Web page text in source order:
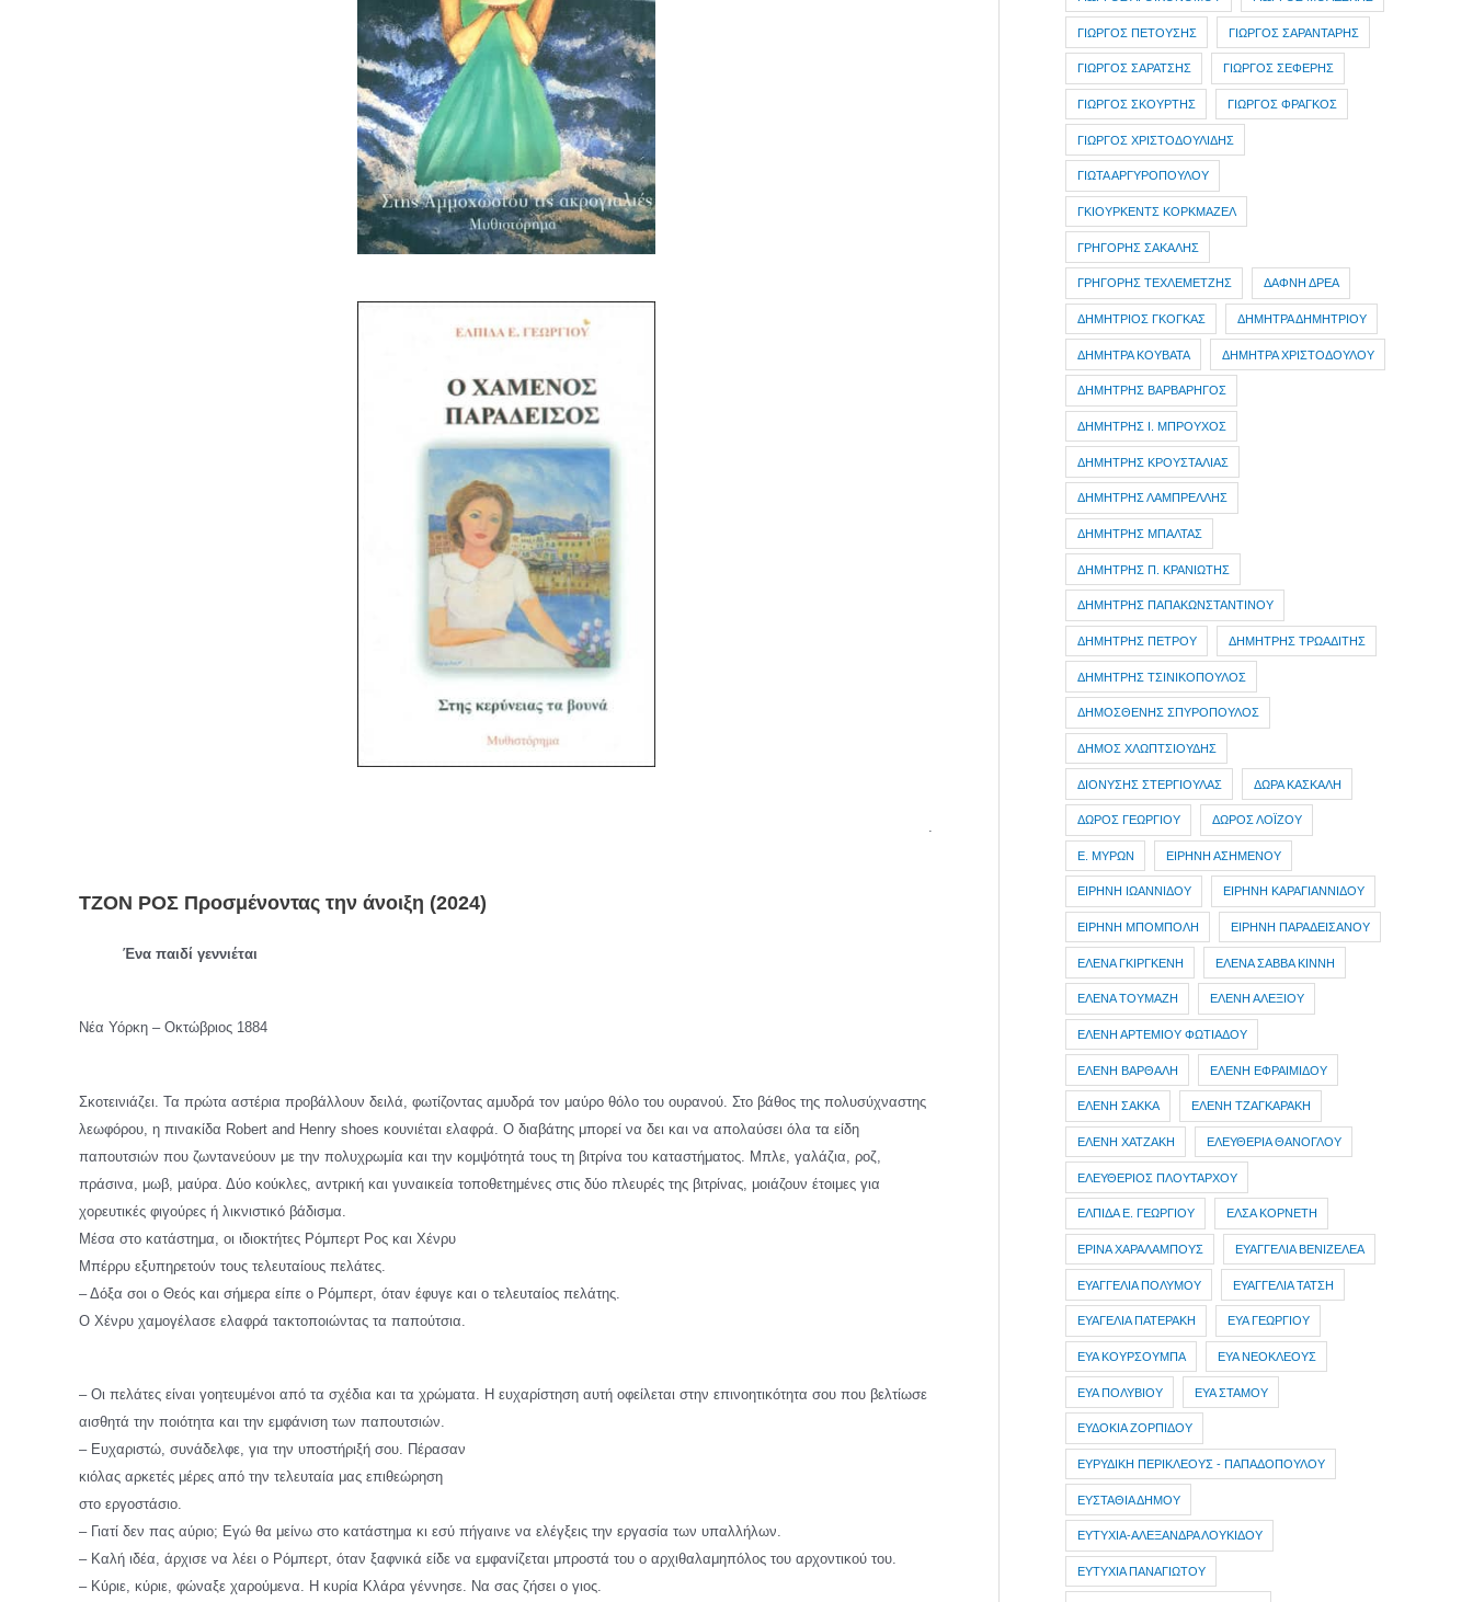
.
ΤΖΟΝ ΡΟΣ Προσμένοντας την άνοιξη (2024)
Ένα παιδί γεννιέται
Νέα Υόρκη – Οκτώβριος 1884
Σκοτεινιάζει. Τα πρώτα αστέρια προβάλλουν δειλά, φωτίζοντας αμυδρά τον μαύρο θόλο του ουρανού. Στο βάθος της πολυσύχναστης
λεωφόρου, η πινακίδα Robert and Henry shoes κουνιέται ελαφρά. Ο διαβάτης μπορεί να δει και να απολαύσει όλα τα είδη
παπουτσιών που ζωντανεύουν με την πολυχρωμία και την κομψότητά τους τη βιτρίνα του καταστήματος. Μπλε, γαλάζια, ροζ,
πράσινα, μωβ, μαύρα. Δύο κούκλες, αντρική και γυναικεία τοποθετημένες στις δύο πλευρές της βιτρίνας, μοιάζουν έτοιμες για
χορευτικές φιγούρες ή λικνιστικό βάδισμα.
Μέσα στο κατάστημα, οι ιδιοκτήτες Ρόμπερτ Ρος και Χένρυ
Μπέρρυ εξυπηρετούν τους τελευταίους πελάτες.
– Δόξα σοι ο Θεός και σήμερα είπε ο Ρόμπερτ, όταν έφυγε και ο τελευταίος πελάτης.
Ο Χένρυ χαμογέλασε ελαφρά τακτοποιώντας τα παπούτσια.
– Οι πελάτες είναι γοητευμένοι από τα σχέδια και τα χρώματα. Η ευχαρίστηση αυτή οφείλεται στην επινοητικότητα σου που βελτίωσε
αισθητά την ποιότητα και την εμφάνιση των παπουτσιών.
– Ευχαριστώ, συνάδελφε, για την υποστήριξή σου. Πέρασαν
κιόλας αρκετές μέρες από την τελευταία μας επιθεώρηση
στο εργοστάσιο.
– Γιατί δεν πας αύριο; Εγώ θα μείνω στο κατάστημα κι εσύ πήγαινε να ελέγξεις την εργασία των υπαλλήλων.
– Καλή ιδέα, άρχισε να λέει ο Ρόμπερτ, όταν ξαφνικά είδε να εμφανίζεται μπροστά του ο αρχιθαλαμηπόλος του αρχοντικού του.
– Κύριε, κύριε, φώναξε χαρούμενα. Η κυρία Κλάρα γέννησε. Να σας ζήσει ο γιος.
ΓΙΩΡΓΟΣ ΠΕΤΟΥΣΗΣ ΓΙΩΡΓΟΣ ΣΑΡΑΝΤΑΡΗΣ
ΓΙΩΡΓΟΣ ΣΑΡΑΤΣΗΣ ΓΙΩΡΓΟΣ ΣΕΦΕΡΗΣ
ΓΙΩΡΓΟΣ ΣΚΟΥΡΤΗΣ ΓΙΩΡΓΟΣ ΦΡΑΓΚΟΣ
ΓΙΩΡΓΟΣ ΧΡΙΣΤΟΔΟΥΛΙΔΗΣ
ΓΙΩΤΑ ΑΡΓΥΡΟΠΟΥΛΟΥ
ΓΚΙΟΥΡΚΕΝΤΣ ΚΟΡΚΜΑΖΕΛ
ΓΡΗΓΟΡΗΣ ΣΑΚΑΛΗΣ
ΓΡΗΓΟΡΗΣ ΤΕΧΛΕΜΕΤΖΗΣ ΔΑΦΝΗ ΔΡΕΑ
ΔΗΜΗΤΡIOΣ ΓΚΟΓΚΑΣ ΔΗΜΗΤΡΑ ΔΗΜΗΤΡΙΟΥ
ΔΗΜΗΤΡΑ ΚΟΥΒΑΤΑ ΔΗΜΗΤΡΑ ΧΡΙΣΤΟΔΟΥΛΟΥ
ΔΗΜΗΤΡΗΣ ΒΑΡΒΑΡΗΓΟΣ
ΔΗΜΗΤΡΗΣ Ι. ΜΠΡΟΥΧΟΣ
ΔΗΜΗΤΡΗΣ ΚΡΟΥΣΤΑΛΙΑΣ
ΔΗΜΗΤΡΗΣ ΛΑΜΠΡΕΛΛΗΣ
ΔΗΜΗΤΡΗΣ ΜΠΑΛΤΑΣ
ΔΗΜΗΤΡΗΣ Π. ΚΡΑΝΙΩΤΗΣ
ΔΗΜΗΤΡΗΣ ΠΑΠΑΚΩΝΣΤΑΝΤΙΝΟΥ
ΔΗΜΗΤΡΗΣ ΠΕΤΡΟΥ ΔΗΜΗΤΡΗΣ ΤΡΩΑΔΙΤΗΣ
ΔΗΜΗΤΡΗΣ ΤΣΙΝΙΚΟΠΟΥΛΟΣ
ΔΗΜΟΣΘΕΝΗΣ ΣΠΥΡΟΠΟΥΛΟΣ
ΔΗΜΟΣ ΧΛΩΠΤΣΙΟΥΔΗΣ
ΔΙΟΝΥΣΗΣ ΣΤΕΡΓΙΟΥΛΑΣ ΔΩΡΑ ΚΑΣΚΑΛΗ
ΔΩΡΟΣ ΓΕΩΡΓΙΟΥ ΔΩΡΟΣ ΛΟΪΖΟΥ
Ε. ΜΥΡΩΝ ΕΙΡΗΝΗ ΑΣΗΜΕΝΟΥ
ΕΙΡΗΝΗ ΙΩΑΝΝΙΔΟΥ ΕΙΡΗΝΗ ΚΑΡΑΓΙΑΝΝΙΔΟΥ
ΕΙΡΗΝΗ ΜΠΟΜΠΟΛΗ ΕΙΡΗΝΗ ΠΑΡΑΔΕΙΣΑΝΟΥ
ΕΛΕΝΑ ΓΚΙΡΓΚΕΝΗ ΕΛΕΝΑ ΣΑΒΒΑ ΚΙΝΝΗ
ΕΛΕΝΑ ΤΟΥΜΑΖΗ ΕΛΕΝΗ ΑΛΕΞΙΟΥ
ΕΛΕΝΗ ΑΡΤΕΜΙΟΥ ΦΩΤΙΑΔΟΥ
ΕΛΕΝΗ ΒΑΡΘΑΛΗ ΕΛΕΝΗ ΕΦΡΑΙΜΙΔΟΥ
ΕΛΕΝΗ ΣΑΚΚΑ ΕΛΕΝΗ ΤΖΑΓΚΑΡΑΚΗ
ΕΛΕΝΗ ΧΑΤΖΑΚΗ ΕΛΕΥΘΕΡΙΑ ΘΑΝΟΓΛΟΥ
ΕΛΕΥΘΕΡΙΟΣ ΠΛΟΥΤΑΡΧΟΥ
ΕΛΠΙΔΑ Ε. ΓΕΩΡΓΙΟΥ ΕΛΣΑ ΚΟΡΝΕΤΗ
ΕΡΙΝΑ ΧΑΡΑΛΑΜΠΟΥΣ ΕΥΑΓΓΕΛΙΑ ΒΕΝΙΖΕΛΕΑ
ΕΥΑΓΓΕΛΙΑ ΠΟΛΥΜΟΥ ΕΥΑΓΓΕΛΙΑ ΤΑΤΣΗ
ΕΥΑΓΕΛΙΑ ΠΑΤΕΡΑΚΗ ΕΥΑ ΓΕΩΡΓΙΟΥ
ΕΥΑ ΚΟΥΡΣΟΥΜΠΑ ΕΥΑ ΝΕΟΚΛΕΟΥΣ
ΕΥΑ ΠΟΛΥΒΙΟΥ ΕΥΑ ΣΤΑΜΟΥ
ΕΥΔΟΚΙΑ ΖΟΡΠΙΔΟΥ
ΕΥΡΥΔΙΚΗ ΠΕΡΙΚΛΕΟΥΣ - ΠΑΠΑΔΟΠΟΥΛΟΥ
ΕΥΣΤΑΘΙΑ ΔΗΜΟΥ
ΕΥΤΥΧΙΑ-ΑΛΕΞΑΝΔΡΑ ΛΟΥΚΙΔΟΥ
ΕΥΤΥΧΙΑ ΠΑΝΑΓΙΩΤΟΥ